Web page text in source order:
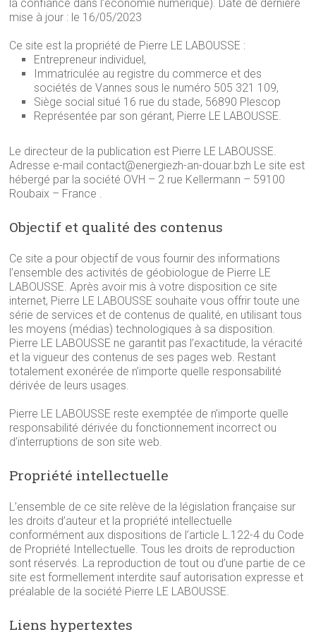
la confiance dans l’économie numérique). Date de dernière
mise à jour : le 16/05/2023
Ce site est la propriété de Pierre LE LABOUSSE :
Entrepreneur individuel,
Immatriculée au registre du commerce et des
sociétés de Vannes sous le numéro 505 321 109,
Siège social situé 16 rue du stade, 56890 Plescop
Représentée par son gérant, Pierre LE LABOUSSE.
Le directeur de la publication est Pierre LE LABOUSSE.
Adresse e-mail contact@energiezh-an-douar.bzh Le site est
hébergé par la société OVH – 2 rue Kellermann – 59100
Roubaix – France .
Objectif et qualité des contenus
Ce site a pour objectif de vous fournir des informations
l’ensemble des activités de géobiologue de Pierre LE
LABOUSSE. Après avoir mis à votre disposition ce site
internet, Pierre LE LABOUSSE souhaite vous offrir toute une
série de services et de contenus de qualité, en utilisant tous
les moyens (médias) technologiques à sa disposition.
Pierre LE LABOUSSE ne garantit pas l’exactitude, la véracité
et la vigueur des contenus de ses pages web. Restant
totalement exonérée de n’importe quelle responsabilité
dérivée de leurs usages.
Pierre LE LABOUSSE reste exemptée de n’importe quelle
responsabilité dérivée du fonctionnement incorrect ou
d’interruptions de son site web.
Propriété intellectuelle
L’ensemble de ce site relève de la législation française sur
les droits d’auteur et la propriété intellectuelle
conformément aux dispositions de l’article L.122-4 du Code
de Propriété Intellectuelle. Tous les droits de reproduction
sont réservés. La reproduction de tout ou d’une partie de ce
site est formellement interdite sauf autorisation expresse et
préalable de la société Pierre LE LABOUSSE.
Liens hypertextes